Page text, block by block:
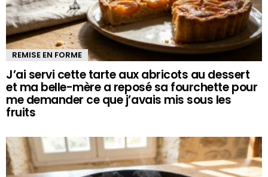
REMISE EN FORME
J’ai servi cette tarte aux abricots au dessert
et ma belle-mère a reposé sa fourchette pour
me demander ce que j’avais mis sous les
fruits